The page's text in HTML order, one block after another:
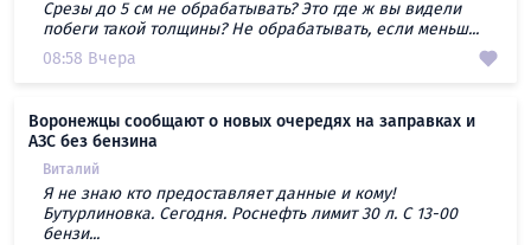
Срезы до 5 см не обрабатывать? Это где ж вы видели
побеги такой толщины? Не обрабатывать, если меньш...
08:58 Вчера
Воронежцы сообщают о новых очередях на заправках и
АЗС без бензина
Виталий
Я не знаю кто предоставляет данные и кому!
Бутурлиновка. Сегодня. Роснефть лимит 30 л. С 13-00
бензи...